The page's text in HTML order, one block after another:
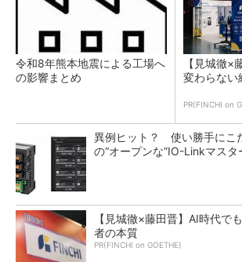
令和8年熊本地震による工場へ
の影響まとめ
【見城徹×
変わらない
PR(FINCHI on
異例ヒット？ 使い勝手にこ
の“オープンな”IO-Linkマスタ
【見城徹×藤田晋】AI時代で
者の本質
PR(FINCHI on GOETHE)